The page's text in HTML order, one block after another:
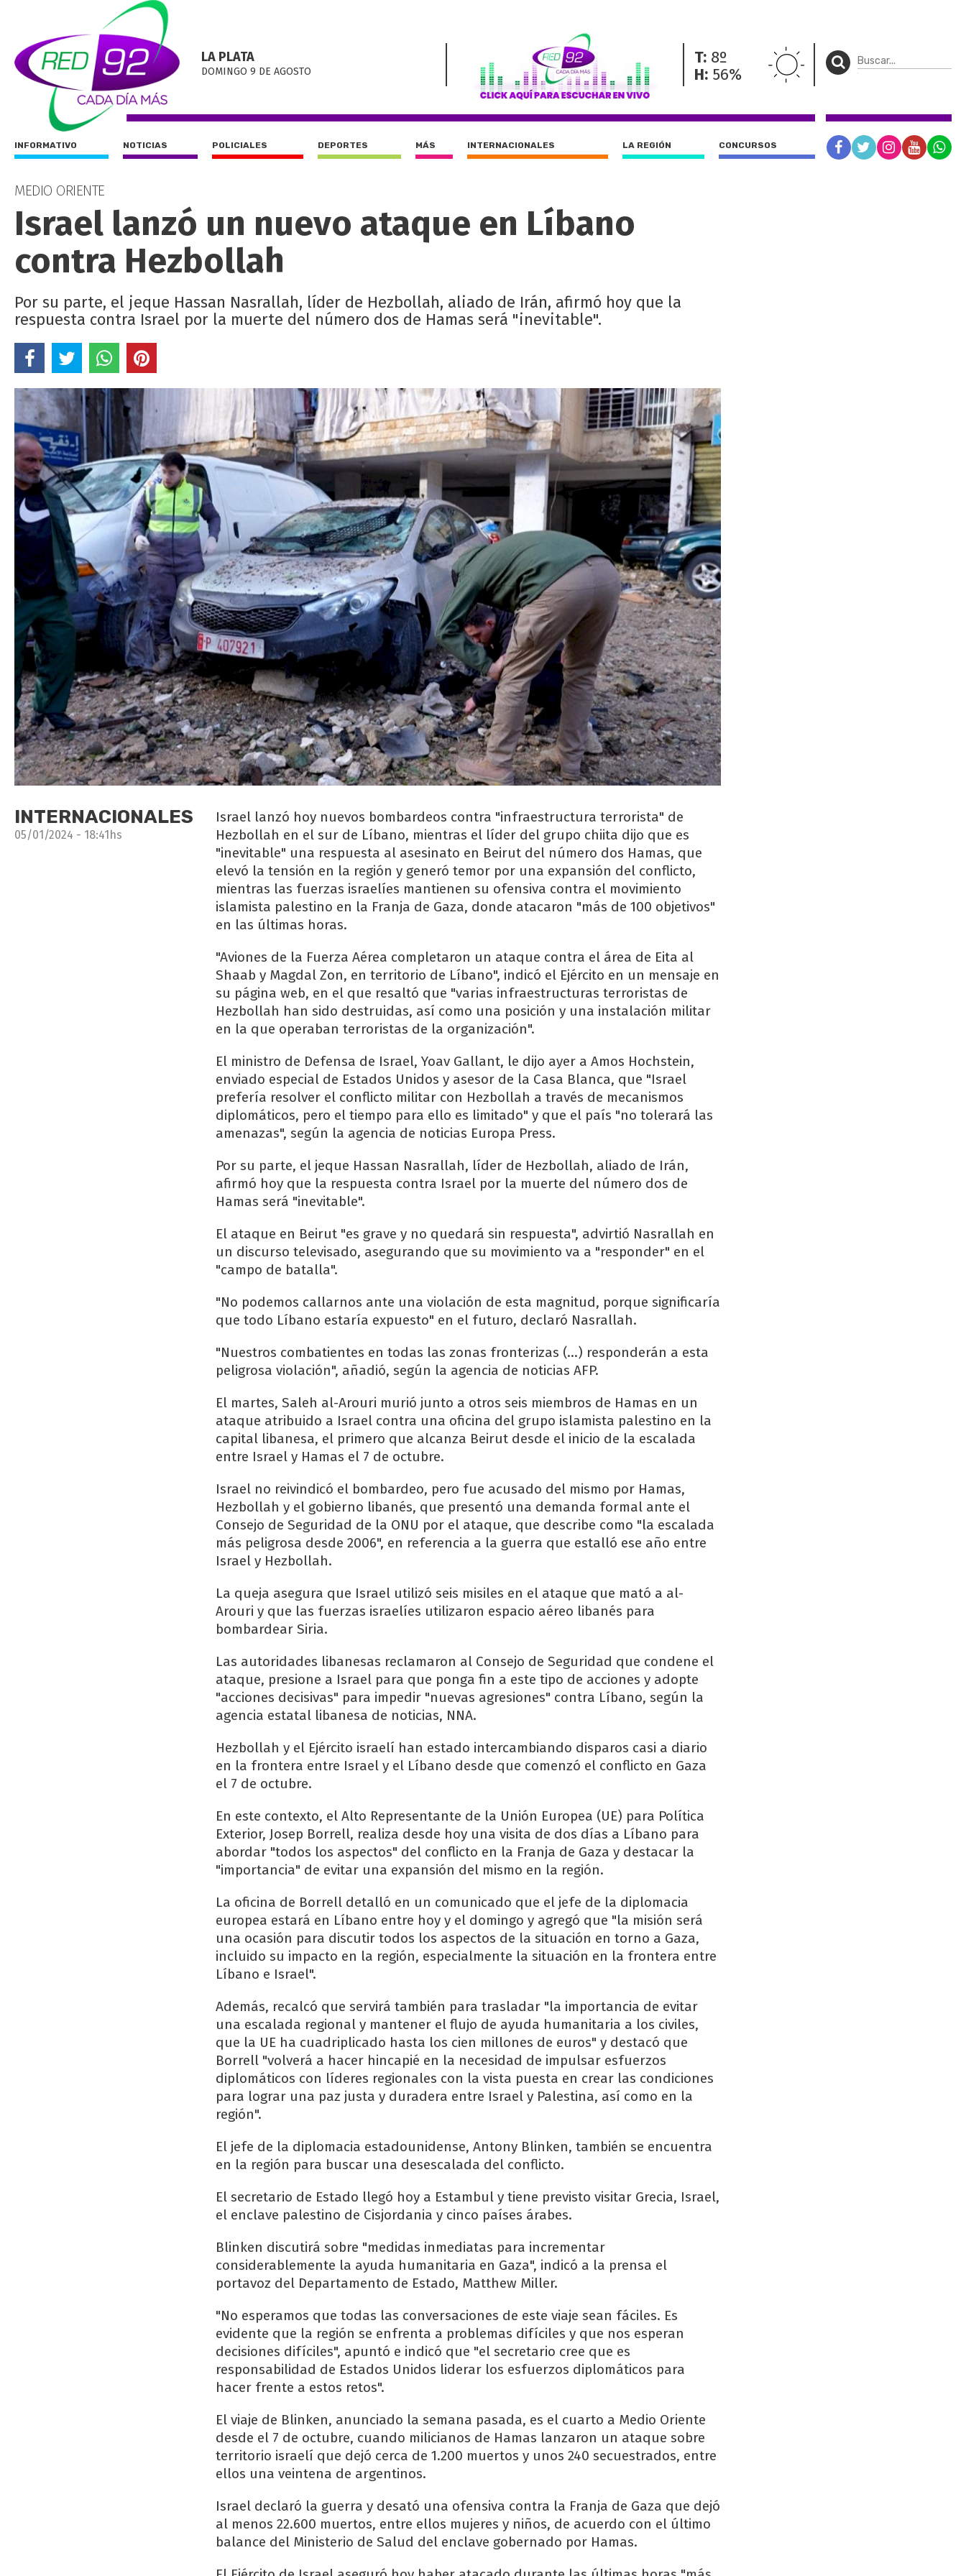
LA PLATA
DOMINGO 9 DE AGOSTO
T: 8º
H: 56%
INFORMATIVO NOTICIAS POLICIALES DEPORTES MÁS INTERNACIONALES LA REGIÓN CONCURSOS
MEDIO ORIENTE
Israel lanzó un nuevo ataque en Líbano
contra Hezbollah
Por su parte, el jeque Hassan Nasrallah, líder de Hezbollah, aliado de Irán, afirmó hoy que la
respuesta contra Israel por la muerte del número dos de Hamas será "inevitable".
INTERNACIONALES
05/01/2024 - 18:41hs
Israel lanzó hoy nuevos bombardeos contra "infraestructura terrorista" de
Hezbollah en el sur de Líbano, mientras el líder del grupo chiita dijo que es
"inevitable" una respuesta al asesinato en Beirut del número dos Hamas, que
elevó la tensión en la región y generó temor por una expansión del conflicto,
mientras las fuerzas israelíes mantienen su ofensiva contra el movimiento
islamista palestino en la Franja de Gaza, donde atacaron "más de 100 objetivos"
en las últimas horas.
"Aviones de la Fuerza Aérea completaron un ataque contra el área de Eita al
Shaab y Magdal Zon, en territorio de Líbano", indicó el Ejército en un mensaje en
su página web, en el que resaltó que "varias infraestructuras terroristas de
Hezbollah han sido destruidas, así como una posición y una instalación militar
en la que operaban terroristas de la organización".
El ministro de Defensa de Israel, Yoav Gallant, le dijo ayer a Amos Hochstein,
enviado especial de Estados Unidos y asesor de la Casa Blanca, que "Israel
prefería resolver el conflicto militar con Hezbollah a través de mecanismos
diplomáticos, pero el tiempo para ello es limitado" y que el país "no tolerará las
amenazas", según la agencia de noticias Europa Press.
Por su parte, el jeque Hassan Nasrallah, líder de Hezbollah, aliado de Irán,
afirmó hoy que la respuesta contra Israel por la muerte del número dos de
Hamas será "inevitable".
El ataque en Beirut "es grave y no quedará sin respuesta", advirtió Nasrallah en
un discurso televisado, asegurando que su movimiento va a "responder" en el
"campo de batalla".
"No podemos callarnos ante una violación de esta magnitud, porque significaría
que todo Líbano estaría expuesto" en el futuro, declaró Nasrallah.
"Nuestros combatientes en todas las zonas fronterizas (...) responderán a esta
peligrosa violación", añadió, según la agencia de noticias AFP.
El martes, Saleh al-Arouri murió junto a otros seis miembros de Hamas en un
ataque atribuido a Israel contra una oficina del grupo islamista palestino en la
capital libanesa, el primero que alcanza Beirut desde el inicio de la escalada
entre Israel y Hamas el 7 de octubre.
Israel no reivindicó el bombardeo, pero fue acusado del mismo por Hamas,
Hezbollah y el gobierno libanés, que presentó una demanda formal ante el
Consejo de Seguridad de la ONU por el ataque, que describe como "la escalada
más peligrosa desde 2006", en referencia a la guerra que estalló ese año entre
Israel y Hezbollah.
La queja asegura que Israel utilizó seis misiles en el ataque que mató a al-
Arouri y que las fuerzas israelíes utilizaron espacio aéreo libanés para
bombardear Siria.
Las autoridades libanesas reclamaron al Consejo de Seguridad que condene el
ataque, presione a Israel para que ponga fin a este tipo de acciones y adopte
"acciones decisivas" para impedir "nuevas agresiones" contra Líbano, según la
agencia estatal libanesa de noticias, NNA.
Hezbollah y el Ejército israelí han estado intercambiando disparos casi a diario
en la frontera entre Israel y el Líbano desde que comenzó el conflicto en Gaza
el 7 de octubre.
En este contexto, el Alto Representante de la Unión Europea (UE) para Política
Exterior, Josep Borrell, realiza desde hoy una visita de dos días a Líbano para
abordar "todos los aspectos" del conflicto en la Franja de Gaza y destacar la
"importancia" de evitar una expansión del mismo en la región.
La oficina de Borrell detalló en un comunicado que el jefe de la diplomacia
europea estará en Líbano entre hoy y el domingo y agregó que "la misión será
una ocasión para discutir todos los aspectos de la situación en torno a Gaza,
incluido su impacto en la región, especialmente la situación en la frontera entre
Líbano e Israel".
Además, recalcó que servirá también para trasladar "la importancia de evitar
una escalada regional y mantener el flujo de ayuda humanitaria a los civiles,
que la UE ha cuadriplicado hasta los cien millones de euros" y destacó que
Borrell "volverá a hacer hincapié en la necesidad de impulsar esfuerzos
diplomáticos con líderes regionales con la vista puesta en crear las condiciones
para lograr una paz justa y duradera entre Israel y Palestina, así como en la
región".
El jefe de la diplomacia estadounidense, Antony Blinken, también se encuentra
en la región para buscar una desescalada del conflicto.
El secretario de Estado llegó hoy a Estambul y tiene previsto visitar Grecia, Israel,
el enclave palestino de Cisjordania y cinco países árabes.
Blinken discutirá sobre "medidas inmediatas para incrementar
considerablemente la ayuda humanitaria en Gaza", indicó a la prensa el
portavoz del Departamento de Estado, Matthew Miller.
"No esperamos que todas las conversaciones de este viaje sean fáciles. Es
evidente que la región se enfrenta a problemas difíciles y que nos esperan
decisiones difíciles", apuntó e indicó que "el secretario cree que es
responsabilidad de Estados Unidos liderar los esfuerzos diplomáticos para
hacer frente a estos retos".
El viaje de Blinken, anunciado la semana pasada, es el cuarto a Medio Oriente
desde el 7 de octubre, cuando milicianos de Hamas lanzaron un ataque sobre
territorio israelí que dejó cerca de 1.200 muertos y unos 240 secuestrados, entre
ellos una veintena de argentinos.
Israel declaró la guerra y desató una ofensiva contra la Franja de Gaza que dejó
al menos 22.600 muertos, entre ellos mujeres y niños, de acuerdo con el último
balance del Ministerio de Salud del enclave gobernado por Hamas.